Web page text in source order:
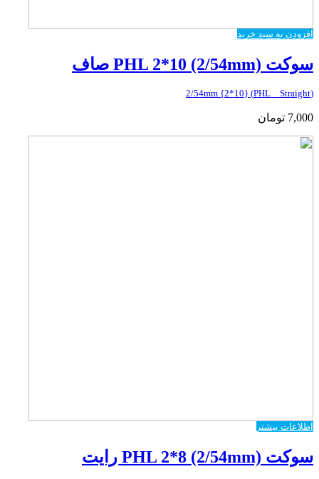
افزودن به سبد خرید
سوکت PHL 2*10 (2/54mm) صاف
(PHL _ Straight) {2*10} 2/54mm
7,000 تومان
اطلاعات بیشتر
سوکت PHL 2*8 (2/54mm) رایت